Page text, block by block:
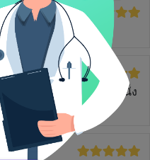
กจะร้อง เหมือนเข้ามานั่ง